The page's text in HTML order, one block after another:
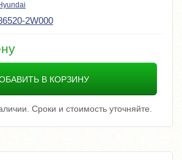
2W000
В КОРЗИНУ
Сроки и стоимость уточняйте.